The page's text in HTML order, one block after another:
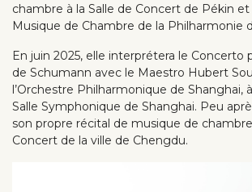
chambre à la Salle de Concert de Pékin et
Musique de Chambre de la Philharmonie
En juin 2025, elle interprétera le Concerto
de Schumann avec le Maestro Hubert
l’Orchestre Philharmonique de Shanghai,
Salle Symphonique de Shanghai. Peu
son propre récital de musique de chambre
Concert de la ville de Chengdu.